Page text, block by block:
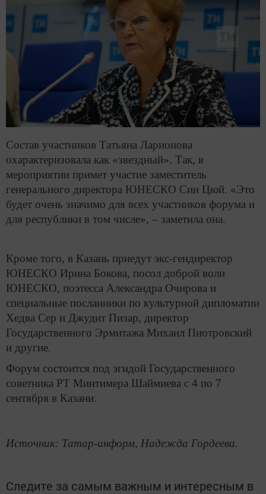
Состав участников Татьяна Ларионова
охарактеризовала как «звездный». Так, в
мероприятии примет участие заместитель
генерального директора ЮНЕСКО Син Цюй. «Это
будет очень значимо для всех участников форума и
для республики в том числе», – заметила она.
Кроме того, в Казань приедут экс-гендиректор
ЮНЕСКО Ирина Бокова, посол доброй воли
ЮНЕСКО, поэтесса Александра Очирова и
специальные посланники по культурной дипломатии
Хедва Сер и Джудит Пизар, директор
Государственного Эрмитажа Михаил Пиотровский
и другие.
Форум состоится под эгидой Государственного
советника РТ Минтимера Шаймиева с 4 по 7
сентября в Казани.
Источник: Татар-информ, Надежда Гордеева.
Следите за самым важным и интересным в